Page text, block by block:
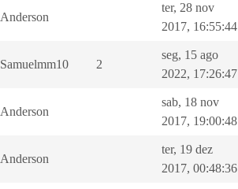
Anderson
ter, 28 nov
2017, 16:55:44
Samuelmm10 2
seg, 15 ago
2022, 17:26:47
Anderson
sab, 18 nov
2017, 19:00:48
Anderson
ter, 19 dez
2017, 00:48:36